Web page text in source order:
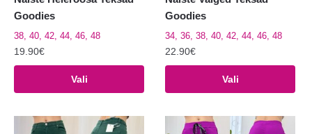
Goodies
38, 40, 42, 44, 46, 48
19.90€
Vali
tootel
mitu
Goodies
34, 36, 38, 40, 42, 44, 46, 48
22.90€
Vali
tootel
mitu